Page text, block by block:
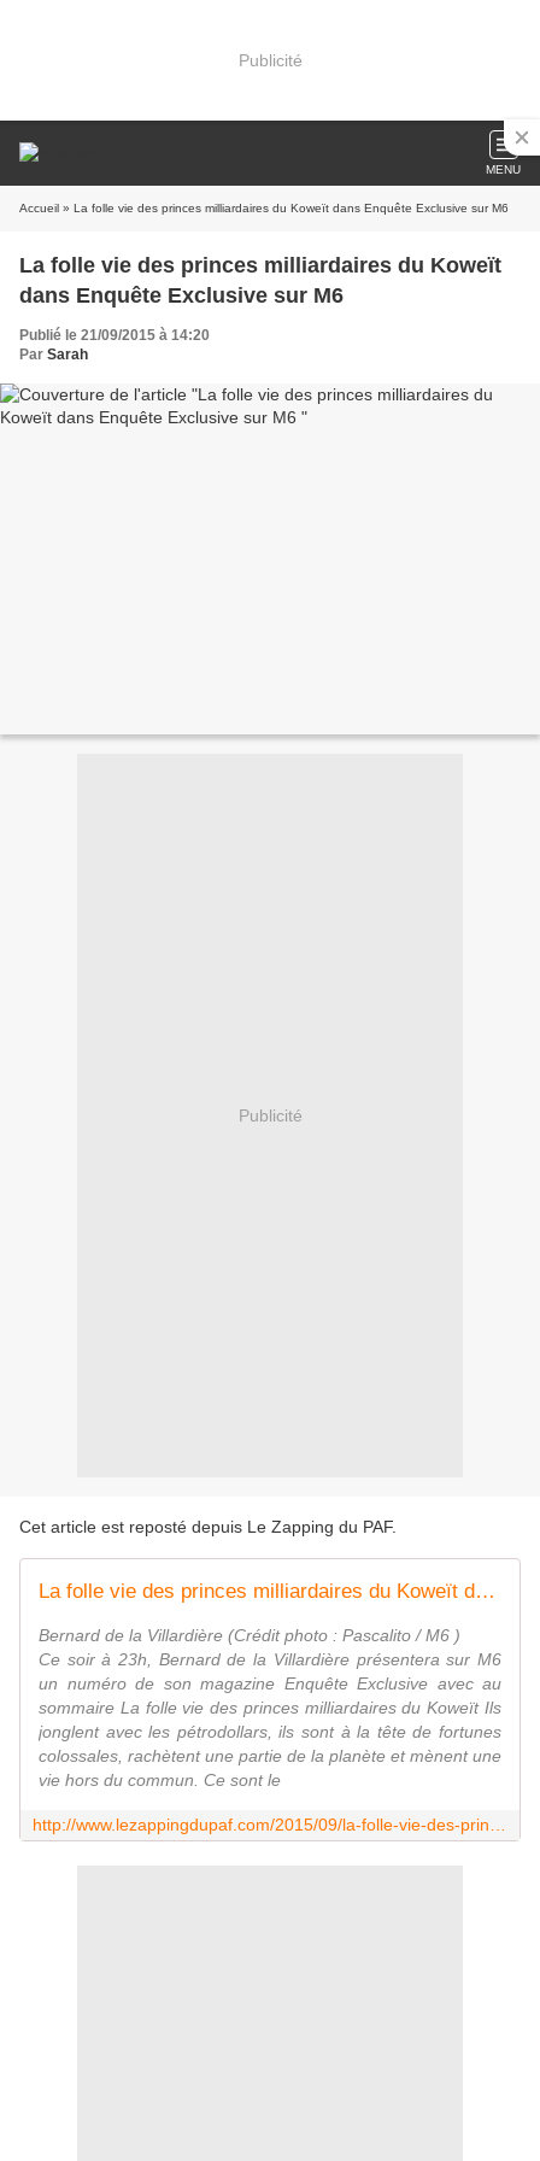
Publicité
MENU
Accueil » La folle vie des princes milliardaires du Koweït dans Enquête Exclusive sur M6
La folle vie des princes milliardaires du Koweït
dans Enquête Exclusive sur M6
Publié le 21/09/2015 à 14:20
Par Sarah
Publicité
Cet article est reposté depuis Le Zapping du PAF.
La folle vie des princes milliardaires du Koweït dans Enquête Exclusive sur M6
Bernard de la Villardière (Crédit photo : Pascalito / M6 )
Ce soir à 23h, Bernard de la Villardière présentera sur M6
un numéro de son magazine Enquête Exclusive avec au
sommaire La folle vie des princes milliardaires du Koweït Ils
jonglent avec les pétrodollars, ils sont à la tête de fortunes
colossales, rachètent une partie de la planète et mènent une
vie hors du commun. Ce sont le